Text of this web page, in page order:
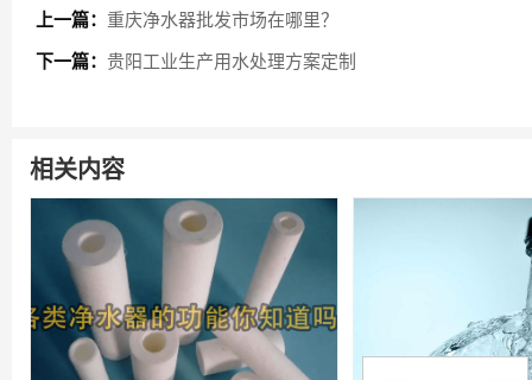
上一篇： 重庆净水器批发市场在哪里？
下一篇： 贵阳工业生产用水处理方案定制
相关内容